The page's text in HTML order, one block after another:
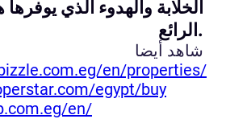
الخلابة والهدوء الذي يوفرها
الرائع.
شاهد أيضا
en/properties/
egypt/buy
en/